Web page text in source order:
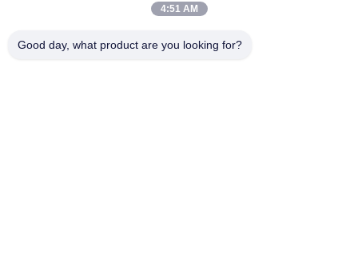
हमारा पता
4:51 AM
Good day, what product are you looking for?